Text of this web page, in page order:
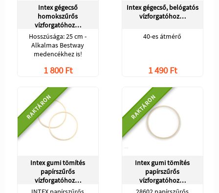
Intex gégecső
homokszűrős
vízforgatóhoz…
Hosszúsága: 25 cm -
Alkalmas Bestway
medencékhez is!
1 800 Ft
Intex gégecső, belógatós
vízforgatóhoz…
40-es átmérő
1 490 Ft
RAKTÁRON
Intex gumi tömítés
papírszűrős
vízforgatóhoz…
RAKTÁRON
Intex gumi tömítés
papírszűrős
vízforgatóhoz…